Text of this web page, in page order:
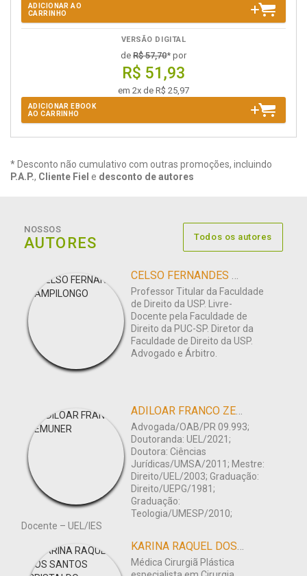
ADICIONAR AO
CARRINHO
VERSÃO DIGITAL
de R$ 57,70* por
R$ 51,93
em 2x de R$ 25,97
ADICIONAR EBOOK
AO CARRINHO
* Desconto não cumulativo com outras promoções, incluindo
P.A.P., Cliente Fiel e desconto de autores
NOSSOS
AUTORES Todos os autores
CELSO FERNANDES CAMPILONGO
Professor Titular da Faculdade
de Direito da USP. Livre-
Docente pela Faculdade de
Direito da PUC-SP. Diretor da
Faculdade de Direito da USP.
Advogado e Árbitro.
ADILOAR FRANCO ZEMUNER
Advogada/OAB/PR 09.993;
Doutoranda: UEL/2021;
Doutora: Ciências
Jurídicas/UMSA/2011; Mestre:
Direito/UEL/2003; Graduação:
Direito/UEPG/1981;
Graduação:
Teologia/UMESP/2010;
Docente – UEL/IES
KARINA RAQUEL DOS SANTOS CRISTALDO
Médica Cirurgiã Plástica